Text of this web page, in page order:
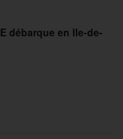
débarque en Ile-de-